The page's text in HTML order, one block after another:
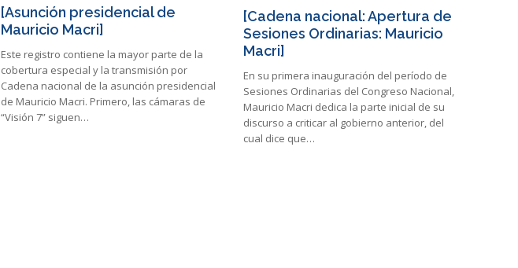
[Asunción presidencial de
Mauricio Macri]
Este registro contiene la mayor parte de la
cobertura especial y la transmisión por
Cadena nacional de la asunción presidencial
de Mauricio Macri. Primero, las cámaras de
“Visión 7” siguen…
[Cadena nacional: Apertura de
Sesiones Ordinarias: Mauricio
Macri]
En su primera inauguración del período de
Sesiones Ordinarias del Congreso Nacional,
Mauricio Macri dedica la parte inicial de su
discurso a criticar al gobierno anterior, del
cual dice que…